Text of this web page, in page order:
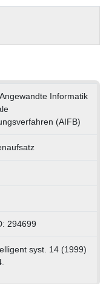
Informatik
(AIFB)
294699
syst. 14 (1999)